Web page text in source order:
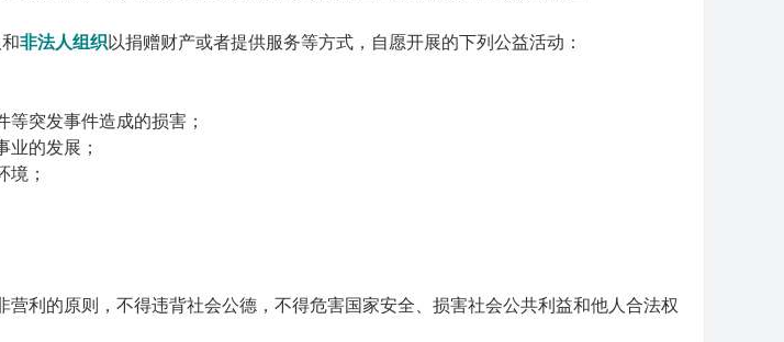
非法人组织以捐赠财产或者提供服务等方式，自愿开展的下列公益活动：
等突发事件造成的损害；
业的发展；
境；
利的原则，不得违背社会公德，不得危害国家安全、损害社会公共利益和他人合法权